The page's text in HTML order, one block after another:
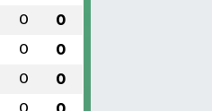
0 0
0 0
0 0